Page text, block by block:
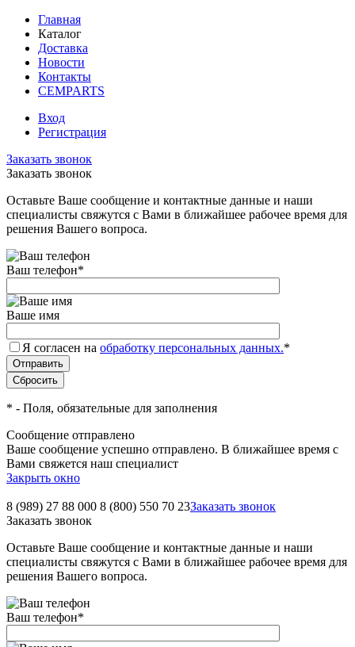
Главная
Каталог
Доставка
Новости
Контакты
CEMPARTS
Вход
Регистрация
Заказать звонок
Заказать звонок
Оставьте Ваше сообщение и контактные данные и наши
специалисты свяжутся с Вами в ближайшее рабочее время для
решения Вашего вопроса.
Ваш телефон*
Ваше имя
Я согласен на обработку персональных данных.*
* - Поля, обязательные для заполнения
Сообщение отправлено
Ваше сообщение успешно отправлено. В ближайшее время с
Вами свяжется наш специалист
Закрыть окно
8 (989) 27 88 000 8 (800) 550 70 23Заказать звонок
Заказать звонок
Оставьте Ваше сообщение и контактные данные и наши
специалисты свяжутся с Вами в ближайшее рабочее время для
решения Вашего вопроса.
Ваш телефон*